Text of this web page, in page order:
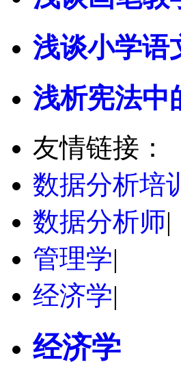
浅谈小学语
浅析宪法中
友情链接：
数据分析培
数据分析师|
管理学|
经济学|
经济学